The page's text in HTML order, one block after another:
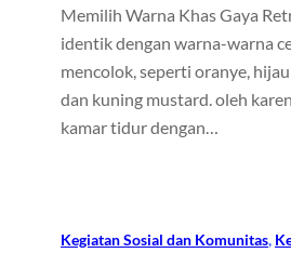
Memilih Warna Khas Gaya
identik dengan warna-warna
mencolok, seperti oranye,
dan kuning mustard. oleh
kamar tidur dengan…
Kegiatan Sosial dan Komunitas,